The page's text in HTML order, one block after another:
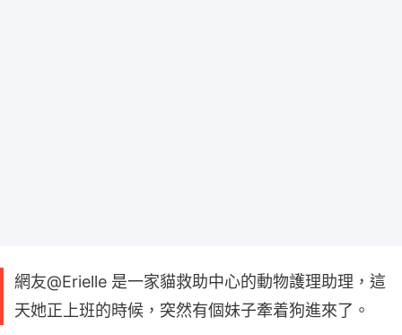
網友@Erielle 是一家貓救助中心的動物護理助理，這
天她正上班的時候，突然有個妹子牽着狗進來了。